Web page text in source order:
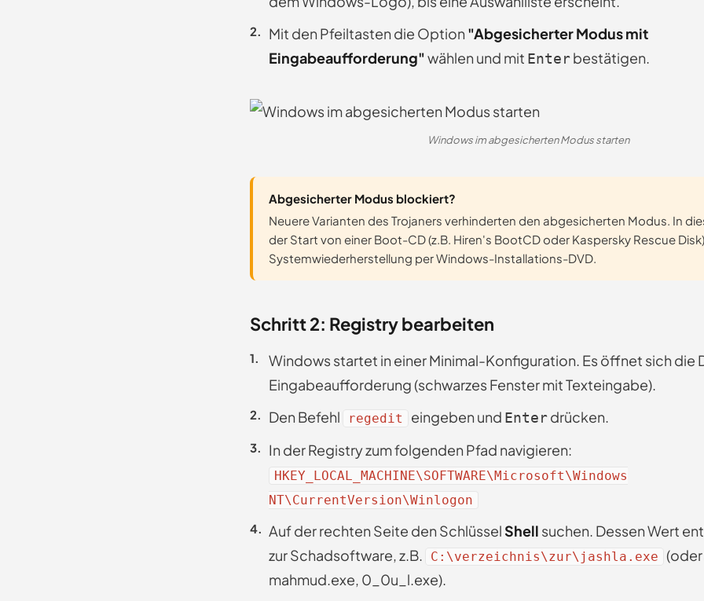
Mit den Pfeiltasten die Option"Abgesicherter Modus mit
Eingabeaufforderung"wählen und mit Enterbestätigen.
Windows im abgesicherten Modus starten
Abgesicherter Modus blockiert?
Neuere Varianten des Trojaners verhinderten den abgesicherten Modus. In
der Start von einer Boot-CD (z.B. Hiren's BootCD oder Kaspersky Rescue
Systemwiederherstellung per Windows-Installations-DVD.
Schritt 2: Registry bearbeiten
Windows startet in einer Minimal-Konfiguration. Es öffnet sich die
Eingabeaufforderung (schwarzes Fenster mit Texteingabe).
Den Befehl
regedit eingeben und Enterdrücken.
In der Registry zum folgenden Pfad navigieren:
HKEY_LOCAL_MACHINE\SOFTWARE\Microsoft\Windows
NT\CurrentVersion\Winlogon
Auf der rechten Seite den SchlüsselShell suchen. Dessen Wert
zur Schadsoftware, z.B.
C:\verzeichnis\zur\jashla.exe
mahmud.exe, 0_0u_l.exe).